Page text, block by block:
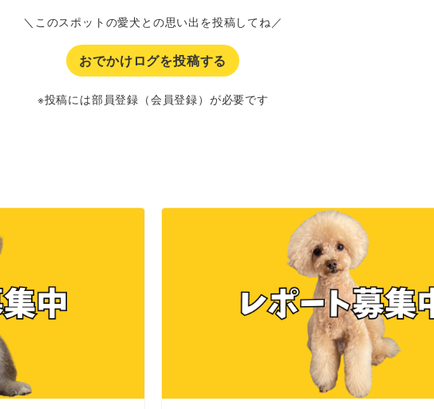
＼このスポットの愛犬との思い出を投稿してね／
おでかけログを投稿する
※投稿には部員登録（会員登録）が必要です